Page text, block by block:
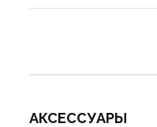
АКСЕССУАРЫ